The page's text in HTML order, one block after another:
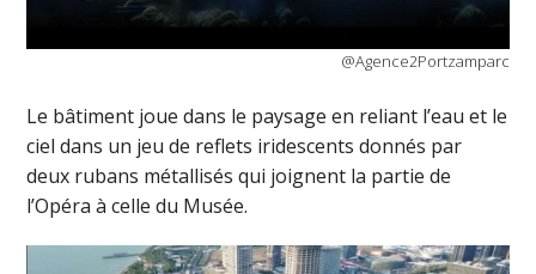
@Agence2Portzamparc
Le bâtiment joue dans le paysage en reliant l’eau et le
ciel dans un jeu de reflets iridescents donnés par
deux rubans métallisés qui joignent la partie de
l’Opéra à celle du Musée.